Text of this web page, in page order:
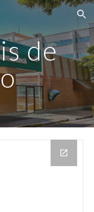
Skip to navigation
de